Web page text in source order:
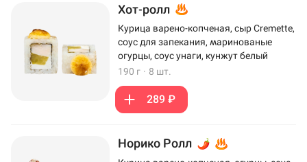
Хот-ролл
Курица варено-копченая, сыр Cremette,
соус для запекания, маринованые
огурцы, соус унаги, кунжут белый
190 г · 8 шт.
289 ₽
Норико Ролл